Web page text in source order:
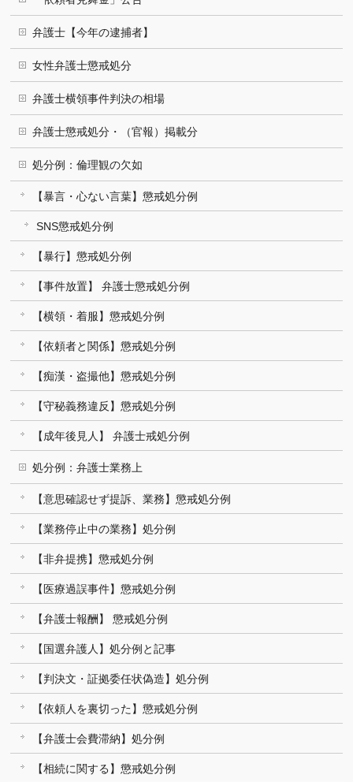
弁護士【今年の逮捕者】
女性弁護士懲戒処分
弁護士横領事件判決の相場
弁護士懲戒処分・（官報）掲載分
処分例：倫理観の欠如
【暴言・心ない言葉】懲戒処分例
SNS懲戒処分例
【暴行】懲戒処分例
【事件放置】 弁護士懲戒処分例
【横領・着服】懲戒処分例
【依頼者と関係】懲戒処分例
【痴漢・盗撮他】懲戒処分例
【守秘義務違反】懲戒処分例
【成年後見人】 弁護士戒処分例
処分例：弁護士業務上
【意思確認せず提訴、業務】懲戒処分例
【業務停止中の業務】処分例
【非弁提携】懲戒処分例
【医療過誤事件】懲戒処分例
【弁護士報酬】 懲戒処分例
【国選弁護人】処分例と記事
【判決文・証拠委任状偽造】処分例
【依頼人を裏切った】懲戒処分例
【弁護士会費滞納】処分例
【相続に関する】懲戒処分例